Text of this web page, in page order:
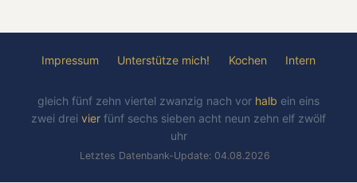
Impressum Unterstütze mich! Kochen Intern
gleich fünf zehn viertel zwanzig nach vor halb ein eins
zwei drei vier fünf sechs sieben acht neun zehn elf zwölf
uhr
Letztes Datenbank-Update: 04.08.2026